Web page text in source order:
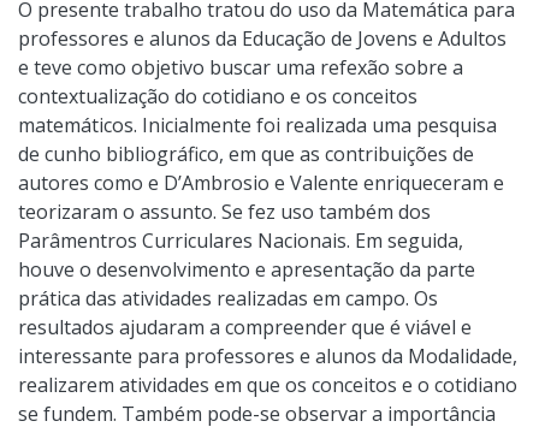
O presente trabalho tratou do uso da Matemática para
professores e alunos da Educação de Jovens e Adultos
e teve como objetivo buscar uma refexão sobre a
contextualização do cotidiano e os conceitos
matemáticos. Inicialmente foi realizada uma pesquisa
de cunho bibliográfico, em que as contribuições de
autores como e D’Ambrosio e Valente enriqueceram e
teorizaram o assunto. Se fez uso também dos
Parâmentros Curriculares Nacionais. Em seguida,
houve o desenvolvimento e apresentação da parte
prática das atividades realizadas em campo. Os
resultados ajudaram a compreender que é viável e
interessante para professores e alunos da Modalidade,
realizarem atividades em que os conceitos e o cotidiano
se fundem. Também pode-se observar a importância